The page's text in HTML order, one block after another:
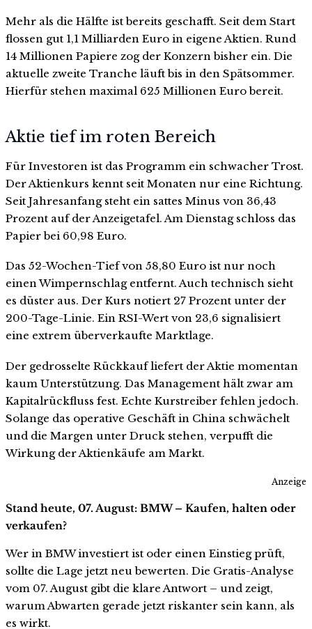
Mehr als die Hälfte ist bereits geschafft. Seit dem Start
flossen gut 1,1 Milliarden Euro in eigene Aktien. Rund
14 Millionen Papiere zog der Konzern bisher ein. Die
aktuelle zweite Tranche läuft bis in den Spätsommer.
Hierfür stehen maximal 625 Millionen Euro bereit.
Aktie tief im roten Bereich
Für Investoren ist das Programm ein schwacher Trost.
Der Aktienkurs kennt seit Monaten nur eine Richtung.
Seit Jahresanfang steht ein sattes Minus von 36,43
Prozent auf der Anzeigetafel. Am Dienstag schloss das
Papier bei 60,98 Euro.
Das 52-Wochen-Tief von 58,80 Euro ist nur noch
einen Wimpernschlag entfernt. Auch technisch sieht
es düster aus. Der Kurs notiert 27 Prozent unter der
200-Tage-Linie. Ein RSI-Wert von 23,6 signalisiert
eine extrem überverkaufte Marktlage.
Der gedrosselte Rückkauf liefert der Aktie momentan
kaum Unterstützung. Das Management hält zwar am
Kapitalrückfluss fest. Echte Kurstreiber fehlen jedoch.
Solange das operative Geschäft in China schwächelt
und die Margen unter Druck stehen, verpufft die
Wirkung der Aktienkäufe am Markt.
Anzeige
Stand heute, 07. August: BMW – Kaufen, halten oder
verkaufen?
Wer in BMW investiert ist oder einen Einstieg prüft,
sollte die Lage jetzt neu bewerten. Die Gratis-Analyse
vom 07. August gibt die klare Antwort – und zeigt,
warum Abwarten gerade jetzt riskanter sein kann, als
es wirkt.